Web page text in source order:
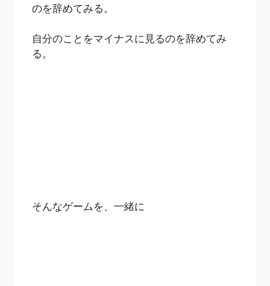
のを辞めてみる。
自分のことをマイナスに見るのを辞めてみ
る。
そんなゲームを、一緒に